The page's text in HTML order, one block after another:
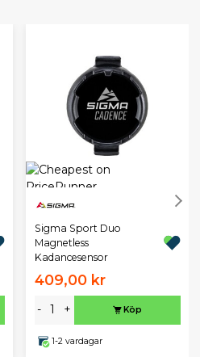
Sigma Sport Duo
Magnetless
Kadancesensor
409,00 kr
- + Köp
1-2 vardagar